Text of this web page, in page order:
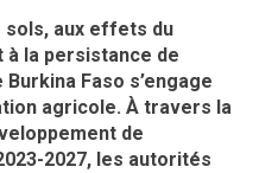
sols, aux effets du
à la persistance de
Faso s’engage
agricole. À travers la
de
2027, les autorités